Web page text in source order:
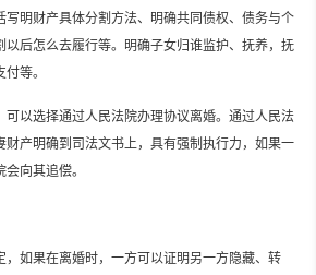
写明财产具体分割方法、明确共同债权、债务与个
以后怎么去履行等。明确子女归谁监护、抚养，抚
等。
可以选择通过人民法院办理协议离婚。通过人民法
财产明确到司法文书上，具有强制执行力，如果一
向其追偿。
，如果在离婚时，一方可以证明另一方隐藏、转